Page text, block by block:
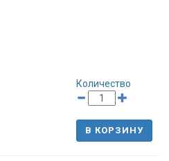
Количество
В КОРЗИНУ